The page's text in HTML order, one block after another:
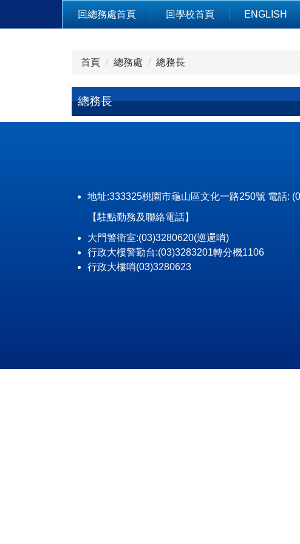
回總務處首頁 回學校首頁 ENGLISH
首頁 總務處 總務長
總務長
地址:333325桃園市龜山區文化一路250號 電話:
【駐點勤務及聯絡電話】
大門警衛室:(03)3280620(巡邏哨)
行政大樓警勤台:(03)3283201轉分機1106
行政大樓哨(03)3280623